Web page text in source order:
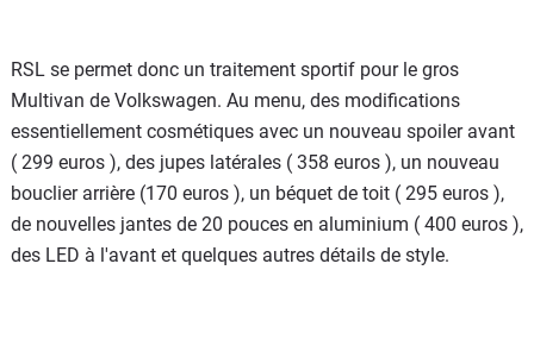
RSL se permet donc un traitement sportif pour le gros
Multivan de Volkswagen. Au menu, des modifications
essentiellement cosmétiques avec un nouveau spoiler avant
( 299 euros ), des jupes latérales ( 358 euros ), un nouveau
bouclier arrière (170 euros ), un béquet de toit ( 295 euros ),
de nouvelles jantes de 20 pouces en aluminium ( 400 euros ),
des LED à l'avant et quelques autres détails de style.